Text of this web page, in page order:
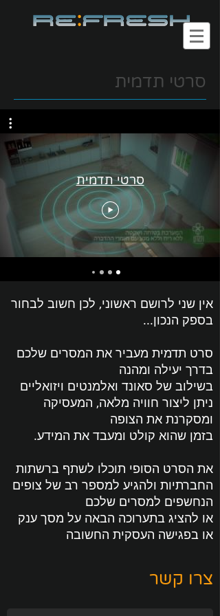
סרטי תדמית
סרטי תדמית
אין שני לרושם ראשוני, לכן חשוב לבחור
בספק הנכון...
סרט תדמית מעביר את המסרים שלכם
בדרך יעילה ומהנה
בשילוב של סאונד ואלמנטים ויזואליים
ניתן ליצור חוויה מלאה, המעסיקה
ומסקרנת את הצופה
בזמן שהוא קולט ומעבד את המידע.
את הסרט הסופי תוכלו לשתף ברשתות
החברתיות ולהגיע למספר רב של צופים
הנחשפים למסרים שלכם
או להציג בתערוכה הבאה על מסך ענק
או בפגישה העסקית החשובה
צרו קשר